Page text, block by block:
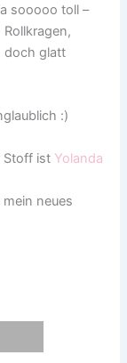
sooooo toll –
doch glatt
:)
Stoff ist Yolanda
neues